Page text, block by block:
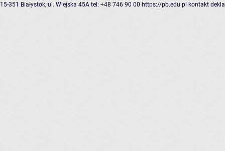
15-351 Białystok, ul. Wiejska 45A tel: +48 746 90 00 https://pb.edu.pl kontakt